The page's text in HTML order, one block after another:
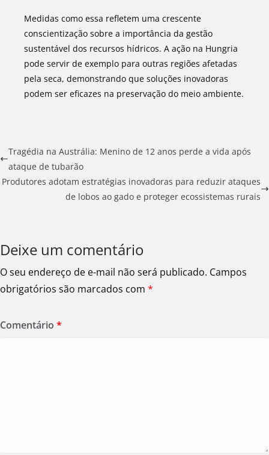
Medidas como essa refletem uma crescente
conscientização sobre a importância da gestão
sustentável dos recursos hídricos. A ação na Hungria
pode servir de exemplo para outras regiões afetadas
pela seca, demonstrando que soluções inovadoras
podem ser eficazes na preservação do meio ambiente.
Tragédia na Austrália: Menino de 12 anos perde a vida após
ataque de tubarão
Produtores adotam estratégias inovadoras para reduzir ataques
de lobos ao gado e proteger ecossistemas rurais
Deixe um comentário
O seu endereço de e-mail não será publicado. Campos
obrigatórios são marcados com *
Comentário *